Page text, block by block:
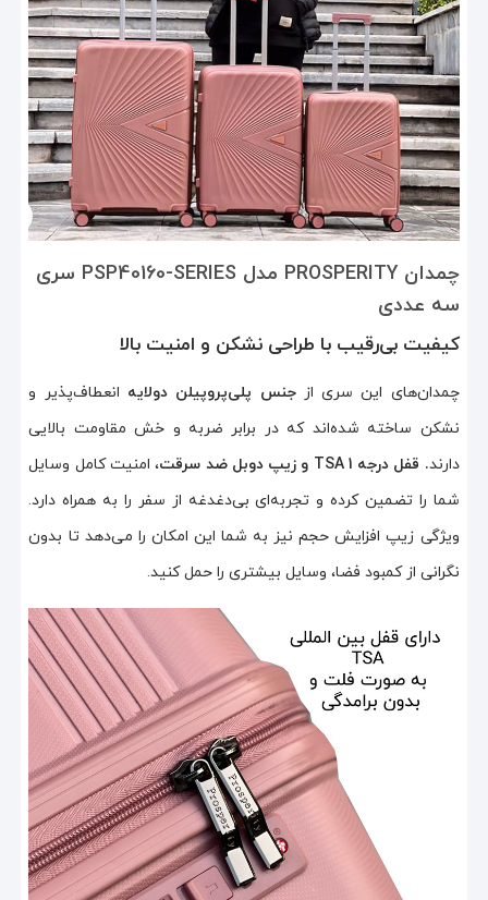
چمدان PROSPERITY مدل PSP40160-SERIES سری
سه عددی
کیفیت بی‌رقیب با طراحی نشکن و امنیت بالا
چمدان‌های این سری ازجنس پلی‌پروپیلن دولایه انعطاف‌پذیر و
نشکن ساخته شده‌اند که در برابر ضربه و خش مقاومت بالایی
دارند. قفل درجه 1 TSA و زیپ دوبل ضد سرقت، امنیت کامل وسایل
شما را تضمین کرده و تجربه‌ای بی‌دغدغه از سفر را به همراه دارد.
ویژگی زیپ افزایش حجم نیز به شما این امکان را می‌دهد تا بدون
نگرانی از کمبود فضا، وسایل بیشتری را حمل کنید.